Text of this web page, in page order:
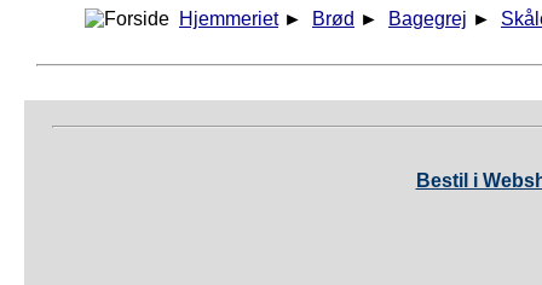
Hjemmeriet ► Brød ► Bagegrej ►
Bestil i